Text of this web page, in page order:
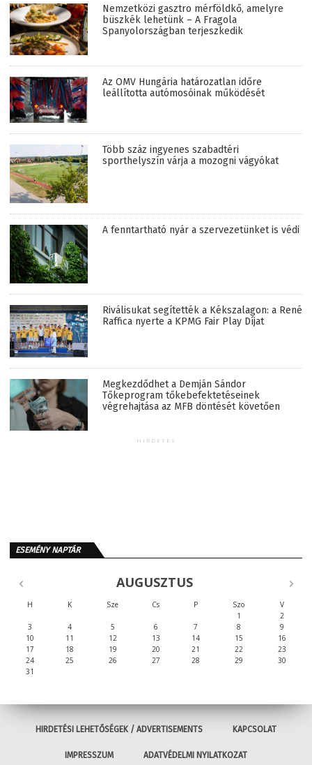
Nemzetközi gasztro mérföldkő, amelyre
büszkék lehetünk – A Fragola
Spanyolországban terjeszkedik
Az OMV Hungária határozatlan időre
leállította autómosóinak működését
Több száz ingyenes szabadtéri
sporthelyszín várja a mozogni vágyókat
A fenntartható nyár a szervezetünket is védi
Riválisukat segítették a Kékszalagon: a René
Raffica nyerte a KPMG Fair Play Díjat
Megkezdődhet a Demján Sándor
Tőkeprogram tőkebefektetéseinek
végrehajtása az MFB döntését követően
HIRDETÉS
ESEMÉNY NAPTÁR
AUGUSZTUS
H K Sze Cs P Szo
V
1
2
3
4 5 6 7 8
9
10
11 12 13 14 15
16
17
18 19 20 21 22
23
24
25 26 27 28 29
30
31
HIRDETÉSI LEHETŐSÉGEK / ADVERTISEMENTS KAPCSOLAT
IMPRESSZUM ADATVÉDELMI NYILATKOZAT